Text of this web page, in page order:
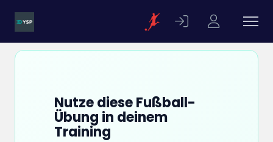
Nutze diese Fußball-
Übung in deinem
Training